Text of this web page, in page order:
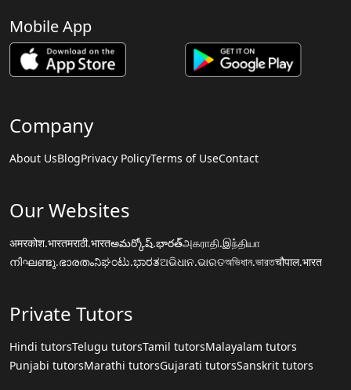
Mobile App
Company
About UsBlogPrivacy PolicyTerms of UseContact
Our Websites
अमरकोश.भारतमराठी.भारतఅమర్కోష్.భారత్அகராதி.இந்தியா
നിഘണ്ടു.ഭാരതംನಿಘಂಟು.ಭಾರತଅଭିଧାନ.ଭାରତঅভিধান.ভারতचौपाल.भारत
Private Tutors
Hindi tutorsTelugu tutorsTamil tutorsMalayalam tutors
Punjabi tutorsMarathi tutorsGujarati tutorsSanskrit tutors